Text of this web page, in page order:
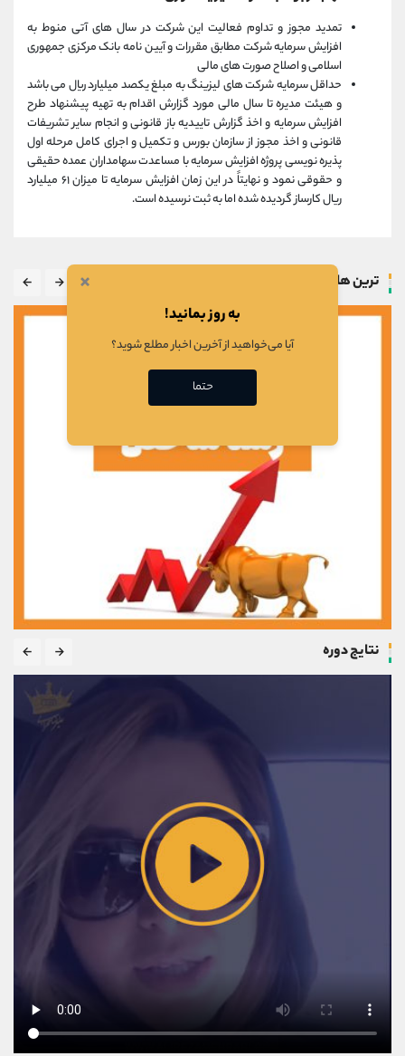
تمدید مجوز و تداوم فعالیت این شرکت در سال های آتی منوط به
افزایش سرمایه شرکت مطابق مقررات و آیین نامه بانک مرکزی جمهوری
اسلامی و اصلاح صورت های مالی
حداقل سرمایه شرکت های لیزینگ به مبلغ یکصد میلیارد ریال می باشد
و هیئت مدیره تا سال مالی مورد گزارش اقدام به تهیه پیشنهاد طرح
افزایش سرمایه و اخذ گزارش تاییدیه باز قانونی و انجام سایر تشریفات
قانونی و اخذ مجوز از سازمان بورس و تکمیل و اجرای کامل مرحله اول
پذیره نویسی پروژه افزایش سرمایه با مساعدت سهامداران عمده حقیقی
و حقوقی نمود و نهایتاً در این زمان افزایش سرمایه تا میزان ۶۱ میلیارد
ریال کارساز گردیده شده اما به ثبت نرسیده است.
ترین ها
نتایج دوره
×
به روز بمانید!
آیا می‌خواهید از آخرین اخبار مطلع شوید؟
حتما